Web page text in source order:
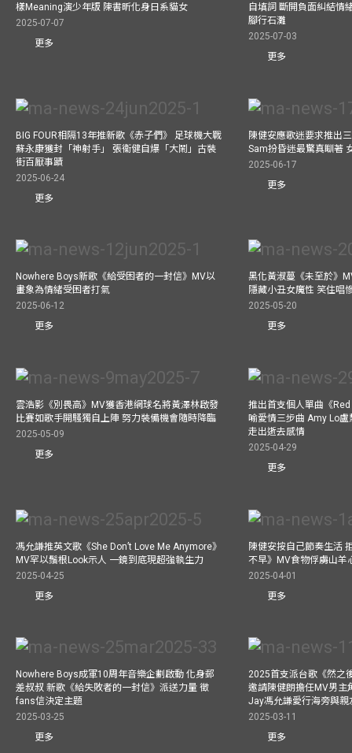
樣Meaning演少年版 陳書昕化身日系貓女
2025-07-07
更多
自填詞 斷開負面糾結情
腳行石灘
2025-07-03
更多
BIG FOUR相隔13年推新歌《赤子們》 足球機大戰
蘇永康獲封「神射手」 張衞健自爆「大鬧」古裝
街百厭事蹟
2025-06-24
更多
陳健安應歌迷要求推出
Sam扮昏迷最驚真瞓著
2025-06-17
更多
Nowhere Boys新歌《給受困者的一封信》MV以
畫象為情緒受困者打氣
2025-06-12
更多
黑化黃淑蔓《未至於》
隱藏小丑女魔性 笑住唱
2025-05-20
更多
雲浩影《別畏高》MV獲香港網球名將黃澤林啟發
比賽如歌手開騷獨自上陣 努力裝備機會隨時降臨
2025-05-09
更多
推出首支個人單曲《
喻愛情三步曲 Amy Lo
走出逝去感情
2025-04-29
更多
馮允謙推英文歌《She Don’t Love Me Anymore》
MV罕以鬚根Look示人 一鏡到底現超強執生力
2025-04-25
更多
陳健安按自己節奏生活
不早》MV食物俘虜山羊
2025-04-01
更多
Nowhere Boys成軍10周年音樂企劃啟動 化身郵
差叔叔 新歌《給失敗者的一封信》派送力量 徵
fans信決定主題
2025-03-25
更多
2025首支派台歌《然之
邀請陳健朗擔任MV男主
Jay馮允謙愛行海旁與
2025-03-11
更多